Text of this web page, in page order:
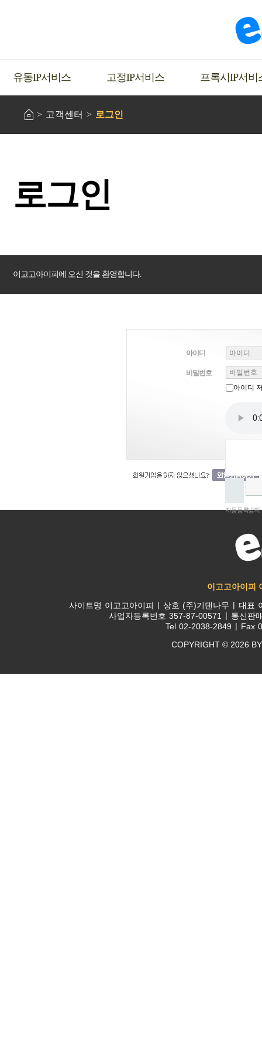
유동IP서비스 고정IP서비스 프록시IP서비
고객센터 로그인
로그인
이고고아이피에 오신 것을 환영합니다.
아이디
비밀번호
아이디
자동등록방지
이고고아이피
사이트명 이고고아이피 상호 (주)기댄나무 대표
사업자등록번호 357-87-00571
통신판
Tel 02-2038-2849 Fax
COPYRIGHT © 2026